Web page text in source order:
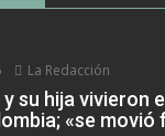
La Redacción
su hija vivieron
«se movió